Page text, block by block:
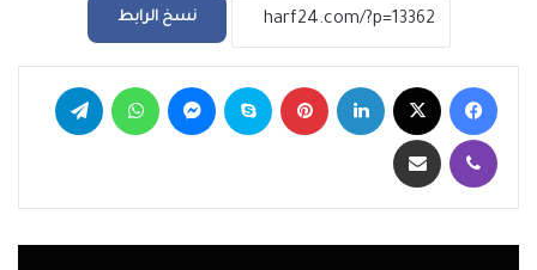
نسخ الرابط
فيسبوك لينكدإن بينتيريست سكايب ماسنجر واتساب
ڤايبر مشاركة عبر البريد